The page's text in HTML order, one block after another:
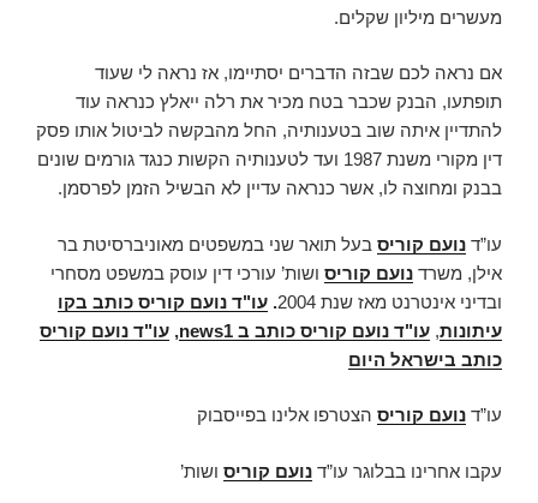
מעשרים מיליון שקלים.
אם נראה לכם שבזה הדברים יסתיימו, אז נראה לי שעוד
תופתעו, הבנק שכבר בטח מכיר את רלה ייאלץ כנראה עוד
להתדיין איתה שוב בטענותיה, החל מהבקשה לביטול אותו פסק
דין מקורי משנת 1987 ועד לטענותיה הקשות כנגד גורמים שונים
בבנק ומחוצה לו, אשר כנראה עדיין לא הבשיל הזמן לפרסמן.
עו”ד נועם קוריס בעל תואר שני במשפטים מאוניברסיטת בר
אילן, משרד נועם קוריס ושות’ עורכי דין עוסק במשפט מסחרי
ובדיני אינטרנט מאז שנת 2004
. עו"ד נועם קוריס כותב בקו
עיתונות, עו"ד נועם קוריס כותב ב news1 , עו"ד נועם קוריס
כותב בישראל היום
עו”ד נועם קוריס הצטרפו אלינו בפייסבוק
עקבו אחרינו בבלוגר עו”ד נועם קוריס ושות’